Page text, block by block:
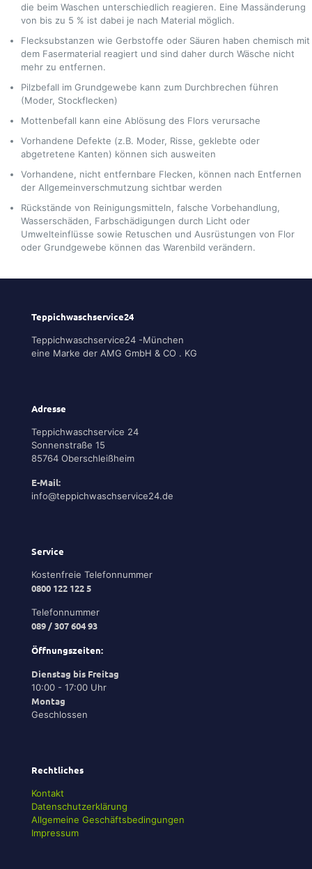
die beim Waschen unterschiedlich reagieren. Eine Massänderung
von bis zu 5 % ist dabei je nach Material möglich.
Flecksubstanzen wie Gerbstoffe oder Säuren haben chemisch mit
dem Fasermaterial reagiert und sind daher durch Wäsche nicht
mehr zu entfernen.
Pilzbefall im Grundgewebe kann zum Durchbrechen führen
(Moder, Stockflecken)
Mottenbefall kann eine Ablösung des Flors verursache
Vorhandene Defekte (z.B. Moder, Risse, geklebte oder
abgetretene Kanten) können sich ausweiten
Vorhandene, nicht entfernbare Flecken, können nach Entfernen
der Allgemeinverschmutzung sichtbar werden
Rückstände von Reinigungsmitteln, falsche Vorbehandlung,
Wasserschäden, Farbschädigungen durch Licht oder
Umwelteinflüsse sowie Retuschen und Ausrüstungen von Flor
oder Grundgewebe können das Warenbild verändern.
Teppichwaschservice24
Teppichwaschservice24 -München
eine Marke der AMG GmbH & CO . KG
Adresse
Teppichwaschservice 24
Sonnenstraße 15
85764 Oberschleißheim
E-Mail:
info@teppichwaschservice24.de
Service
Kostenfreie Telefonnummer
0800 122 122 5
Telefonnummer
089 / 307 604 93
Öffnungszeiten:
Dienstag bis Freitag
10:00 - 17:00 Uhr
Montag
Geschlossen
Rechtliches
Kontakt
Datenschutzerklärung
Allgemeine Geschäftsbedingungen
Impressum